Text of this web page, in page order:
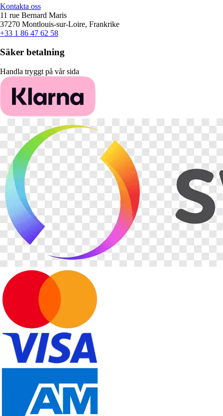
Kontakta oss
11 rue Bernard Maris
37270 Montlouis-sur-Loire, Frankrike
+33 1 86 47 62 58
Säker betalning
Handla tryggt på vår sida